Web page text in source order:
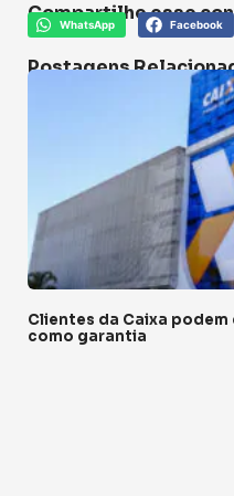
Compartilhe esse
WhatsApp Facebook
Postagens
Clientes da Caixa
como garantia